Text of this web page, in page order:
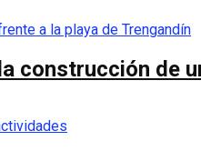
construcción de